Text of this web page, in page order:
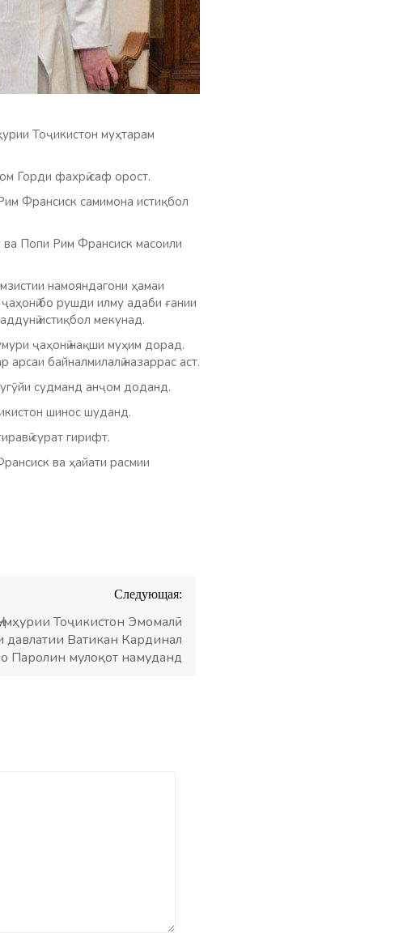
Тоҷикистон муҳтарам
Горди фахрӣ саф орост.
Франсиск самимона истиқбол
Попи Рим Франсиск масоили
намояндагони ҳамаи
бо рушди илму адаби ғании
истиқбол мекунад.
ҷаҳонӣ нақши муҳим дорад.
байналмилалӣ назаррас аст.
судманд анҷом доданд.
шинос шуданд.
сурат гирифт.
ва ҳайати расмии
Следующая:
Тоҷикистон Эмомалӣ
Ватикан Кардинал
Паролин мулоқот намуданд